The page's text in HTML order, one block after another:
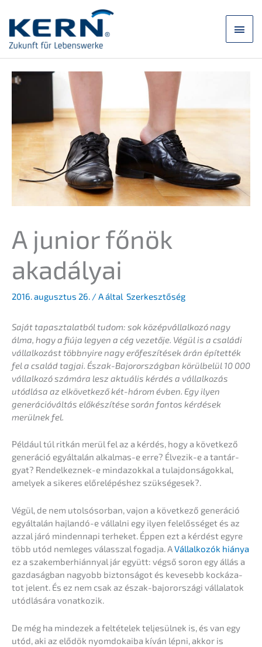
tartalomra
A junior főnök
akadályai
2016. augusz­tus 26. / A által Szerkesztőség
Saját tapasz­talat­ból tudom: sok közép­váll­al­ko­zó nagy
álma, hogy a fiúja legyen a cég vezető­je. Végül is a csalá­di
vállal­ko­zást többny­ire nagy erőfes­zí­té­sek árán építet­ték
fel a család tagjai. Észak-Bajor­or­szág­ban körül­be­lül 10 000
vállal­ko­zó számá­ra lesz aktuá­lis kérdés a vállal­ko­zás
utódlá­sa az elkövet­ke­ző két-három évben. Egy ilyen
generá­ció­vál­tás előké­s­zí­té­se során fontos kérdé­sek
merül­nek fel.
Például túl ritkán merül fel az a kérdés, hogy a követ­ke­ző
generá­ció egyál­talán alkal­mas-e erre? Élvezik-e a tantár­
gyat? Rendel­kez­nek-e mindazok­kal a tulaj­donsá­gok­kal,
amely­ek a sikeres előrelé­pés­hez szükségesek?.
Végül, de nem utolsó­sor­ban, vajon a követ­ke­ző generá­ció
egyál­talán hajlan­dó-e vállal­ni egy ilyen felelős­sé­get és az
azzal járó minden­na­pi terhe­ket. Éppen ezt a kérdést egyre
több utód nemle­ges válass­zal fogad­ja. AVállal­ko­zók hiánya
ez a szakem­ber­hiánn­y­al jár együtt: végső soron egy állás a
gazdaság­ban nagyobb biztonsá­got és kevesebb kocká­z­a­
tot jelent. És ez nem csak az észak-bajor­or­szá­gi vállala­tok
utódlá­sá­ra vonatkozik.
De még ha minde­zek a felté­te­lek telje­sül­nek is, és van egy
utód, aki az elődök nyomdo­ka­i­ba kíván lépni, akkor is